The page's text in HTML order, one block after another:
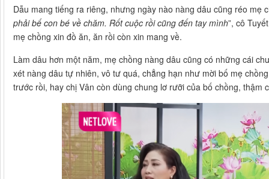
Dẫu mang tiếng ra riêng, nhưng ngày nào nàng dâu cũng réo mẹ
phải bế con bé về chăm. Rốt cuộc rồi cũng đến tay mình”, cô
mẹ chồng xin đồ ăn, ăn rồi còn xin mang về.
Làm dâu hơn một năm, mẹ chồng nàng dâu cũng có những cái
xét nàng dâu tự nhiên, vô tư quá, chẳng hạn như mời bố mẹ
trước rồi, hay chị Vân còn dùng chung lơ rưỡi của bố chồng, thậm